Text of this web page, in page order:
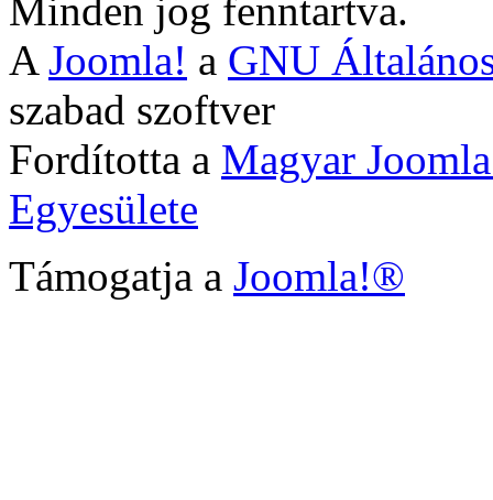
Minden jog fenntartva.
A Joomla! a GNU
szabad szoftver
Fordította a Magyar
Egyesülete
Támogatja a Joomla!®